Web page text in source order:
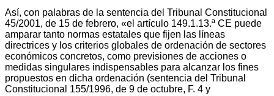
Así, con palabras de la sentencia del Tribunal Constitucional
45/2001, de 15 de febrero, «el artículo 149.1.13.ª CE puede
amparar tanto normas estatales que fijen las líneas
directrices y los criterios globales de ordenación de sectores
económicos concretos, como previsiones de acciones o
medidas singulares indispensables para alcanzar los fines
propuestos en dicha ordenación (sentencia del Tribunal
Constitucional 155/1996, de 9 de octubre, F. 4 y